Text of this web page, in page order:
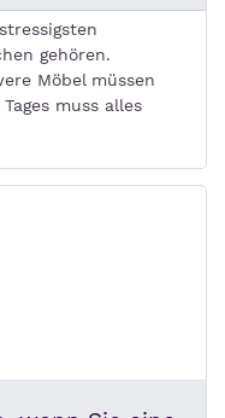
gehören.
Möbel müssen
muss alles